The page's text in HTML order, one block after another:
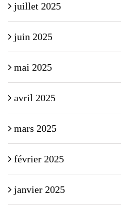
juillet 2025
juin 2025
mai 2025
avril 2025
mars 2025
février 2025
janvier 2025